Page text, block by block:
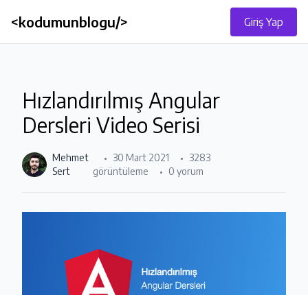
<kodumunblogu/> Giriş Yap
Hızlandırılmış Angular
Dersleri Video Serisi
Mehmet
Sert
30 Mart 2021
3283
görüntüleme
0 yorum